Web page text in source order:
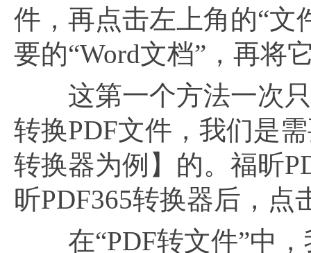
件，再点击左上角的“文
要的“Word文档”，再将
这第一个方法一次只
转换PDF文件，我们是
转换器为例】的。福昕
昕PDF365转换器后，点
在“PDF转文件”中，